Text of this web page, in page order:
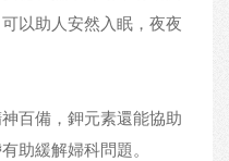
以助人安然入眠，夜夜
百備，鉀元素還能協助
助緩解婦科問題。